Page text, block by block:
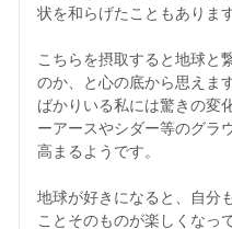
状を和らげたこともあります
こちらを摂取すると地球と
のか、と心の底から思えま
ばかりいる私には驚きの変
ーアースやシダー等のグラ
高まるようです。
地球が好きになると、自分